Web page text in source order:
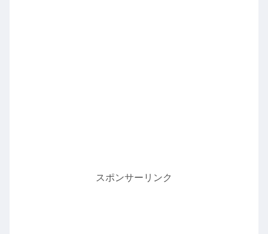
スポンサーリンク